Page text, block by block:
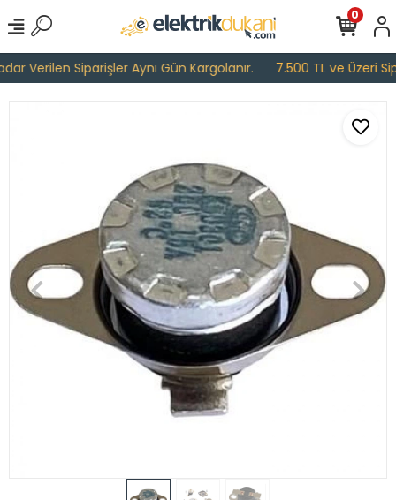
Verilen Siparişler Aynı Gün Kargolanır. 7.500 TL ve Üzeri
0